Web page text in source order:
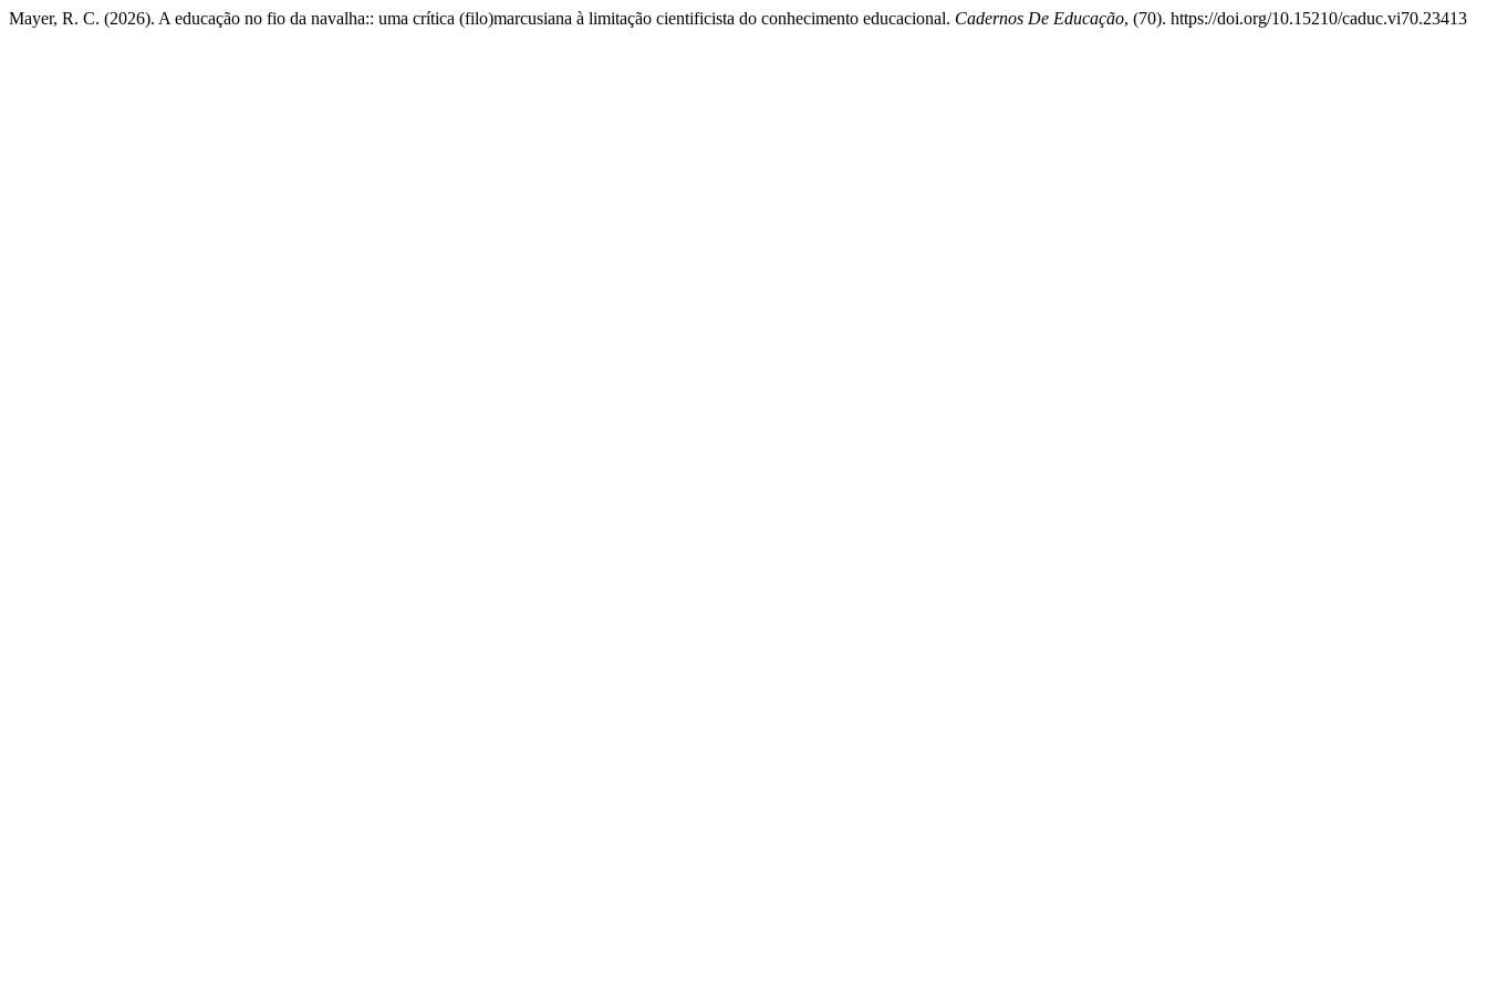
Mayer, R. C. (2026). A educação no fio da navalha:: uma crítica (filo)marcusiana à limitação cientificista do conhecimento educacional. Cadernos De Educação, (70). https://doi.org/10.15210/caduc.vi70.23413